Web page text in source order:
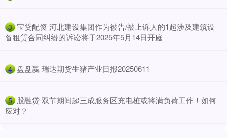
3 ​宝贷配资 河北建设集团作为被告/被上诉人的1起涉及建筑设
备租赁合同纠纷的诉讼将于2025年5月14日开庭
4 ​盘盘赢 瑞达期货生猪产业日报20250611
5 ​股融贷 双节期间超三成服务区充电桩或将满负荷工作！如何
应对？